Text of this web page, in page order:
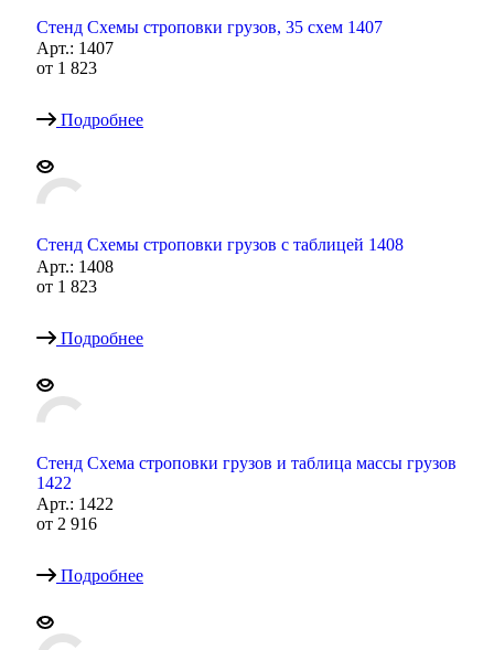
Стенд Схемы строповки грузов, 35 схем 1407
Арт.: 1407
от 1 823
Подробнее
Стенд Схемы строповки грузов с таблицей 1408
Арт.: 1408
от 1 823
Подробнее
Стенд Схема строповки грузов и таблица массы грузов
1422
Арт.: 1422
от 2 916
Подробнее